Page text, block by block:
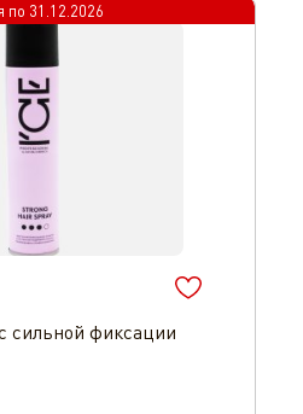
по 31.12.2026
сильной фиксации